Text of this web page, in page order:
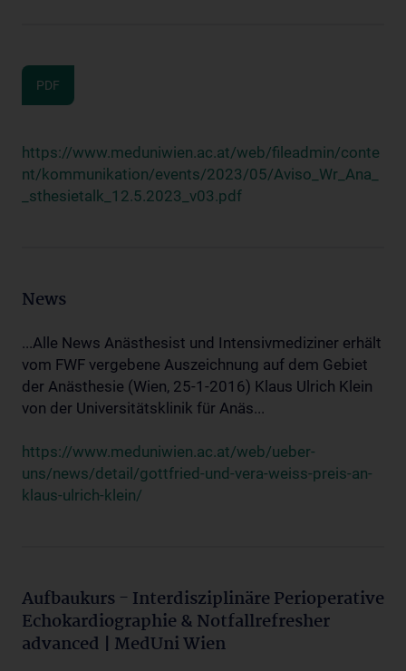
PDF
https://www.meduniwien.ac.at/web/fileadmin/conte
nt/kommunikation/events/2023/05/Aviso_Wr_Ana_
_sthesietalk_12.5.2023_v03.pdf
News
...Alle News Anästhesist und Intensivmediziner erhält
vom FWF vergebene Auszeichnung auf dem Gebiet
der Anästhesie (Wien, 25-1-2016) Klaus Ulrich Klein
von der Universitätsklinik für Anäs...
https://www.meduniwien.ac.at/web/ueber-
uns/news/detail/gottfried-und-vera-weiss-preis-an-
klaus-ulrich-klein/
Aufbaukurs - Interdisziplinäre Perioperative
Echokardiographie & Notfallrefresher
advanced | MedUni Wien